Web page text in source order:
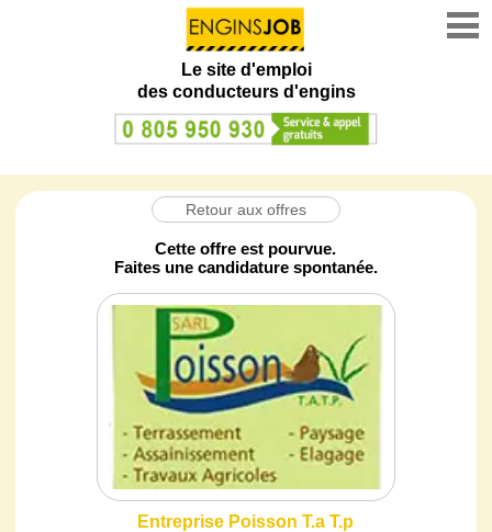
Le site d'emploi
des conducteurs d'engins
Retour aux offres
Cette offre est pourvue.
Faites une candidature spontanée.
Entreprise Poisson T.a T.p